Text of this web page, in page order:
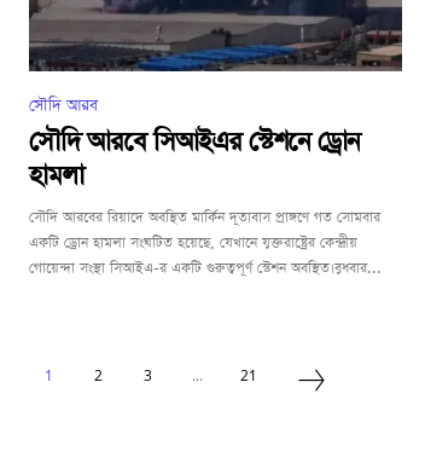
সৌদি আরব
সৌদি আরবে সিআইএর স্টেশনে ড্রোন
হামলা
সৌদি আরবের রিয়াদে অবস্থিত মার্কিন দূতাবাস প্রাঙ্গণে গত সোমবার
একটি ড্রোন হামলা সংঘটিত হয়েছে, যেখানে যুক্তরাষ্ট্রের কেন্দ্রীয়
গোয়েন্দা সংস্থা সিআইএ-র একটি গুরুত্বপূর্ণ স্টেশন অবস্থিত।বুধবার...
1 2 3 ... 21